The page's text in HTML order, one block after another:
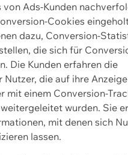
von Ads-Kunden
Cookies
dazu, Conversion-
die sich für
Die Kunden erfahren die
Nutzer, die auf ihre
mit einem Conversion-
wurden. Sie
mit denen sich
lassen.